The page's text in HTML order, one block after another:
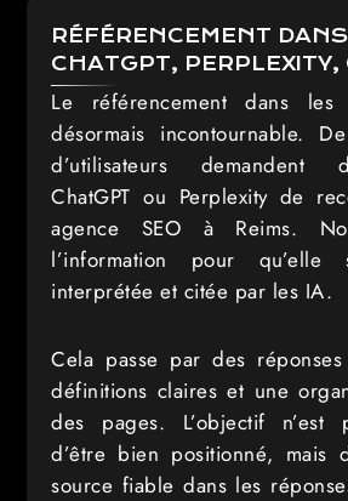
RÉFÉRENCEMENT
CHATGPT, PERPLEXITY,
Le référencement dans
désormais incontournable.
d’utilisateurs demandent
ChatGPT ou Perplexity de
agence SEO à Reims.
l’information pour qu’elle
interprétée et citée par les IA.
Cela passe par des
définitions claires et une
des pages. L’objectif n’est
d’être bien positionné, mais
source fiable dans les